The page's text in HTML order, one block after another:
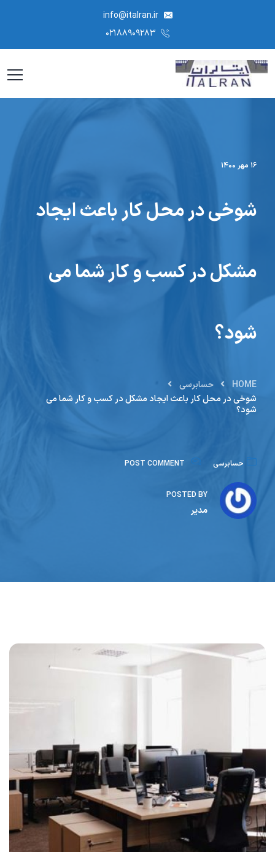
info@italran.ir
۱۶ مهر ۱۴۰۰
شوخی در محل کار باعث ایجاد
مشکل در کسب و کار شما می
شود؟
HOME
حسابرسی
شوخی در محل کار باعث ایجاد مشکل در کسب و کار شما می
شود؟
حسابرسی POST COMMENT
POSTED BY
مدیر